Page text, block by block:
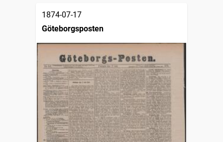
1874-07-17
Göteborgsposten